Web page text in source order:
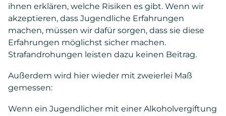
ihnen erklären, welche Risiken es gibt. Wenn wir
akzeptieren, dass Jugendliche Erfahrungen
machen, müssen wir dafür sorgen, dass sie diese
Erfahrungen möglichst sicher machen.
Strafandrohungen leisten dazu keinen Beitrag.
Außerdem wird hier wieder mit zweierlei Maß
gemessen:
Wenn ein Jugendlicher mit einer Alkoholvergiftung